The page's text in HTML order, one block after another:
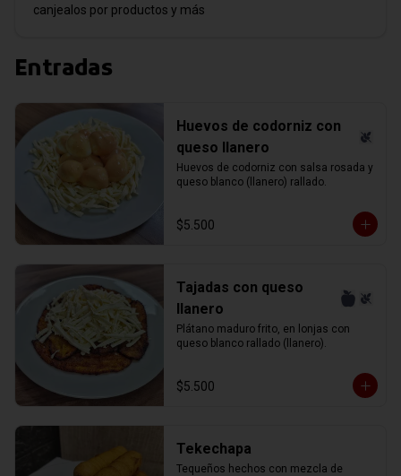
canjealos por productos y más
Entradas
Huevos de codorniz con
queso llanero
Huevos de codorniz con salsa rosada y
queso blanco (llanero) rallado.
$5.500
Tajadas con queso
llanero
Plátano maduro frito, en lonjas con
queso blanco rallado (llanero).
$5.500
Tekechapa
Tequeños hechos con mezcla de